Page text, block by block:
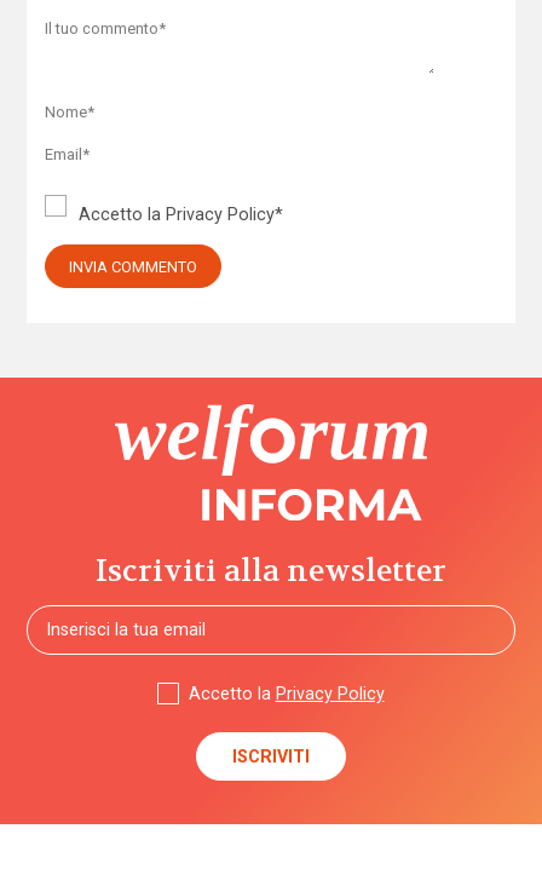
Accetto laPrivacy Policy*
Iscriviti alla newsletter
Accetto la Privacy Policy